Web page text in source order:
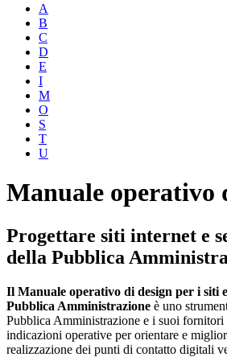
A
B
C
D
E
I
M
O
S
T
U
Manuale operativo
Progettare siti internet e
della Pubblica
Il Manuale operativo di design per i siti
Pubblica Amministrazione è uno
Pubblica Amministrazione e i suoi
indicazioni operative per orientare e
realizzazione dei punti di contatto digitali